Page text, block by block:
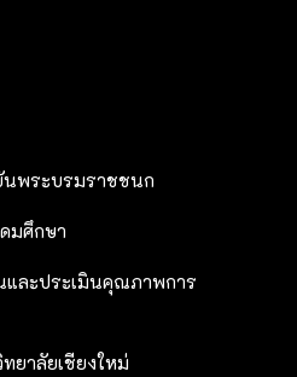
พระบรมราชชนก
มศึกษา
ละประเมินคุณภาพการ
ยาลัยเชียงใหม่